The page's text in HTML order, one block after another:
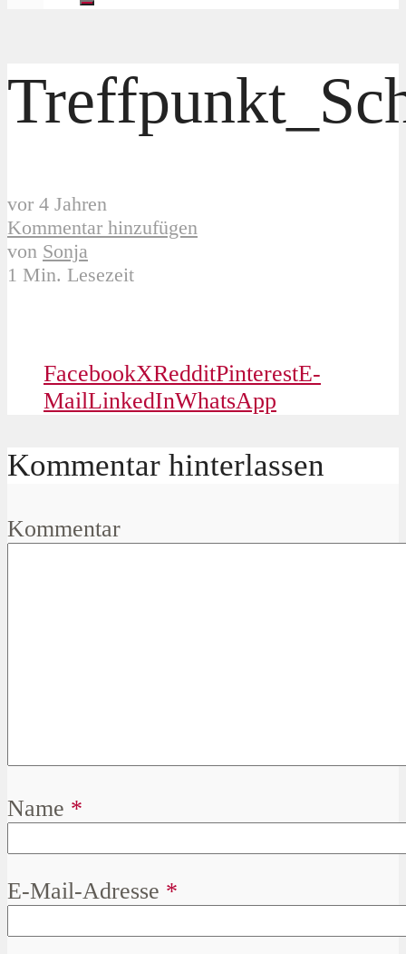
vor 4 Jahren
Kommentar hinzufügen
von Sonja
1 Min. Lesezeit
FacebookXRedditPinterestE-
MailLinkedInWhatsApp
Kommentar hinterlassen
Kommentar
Name *
E-Mail-Adresse *